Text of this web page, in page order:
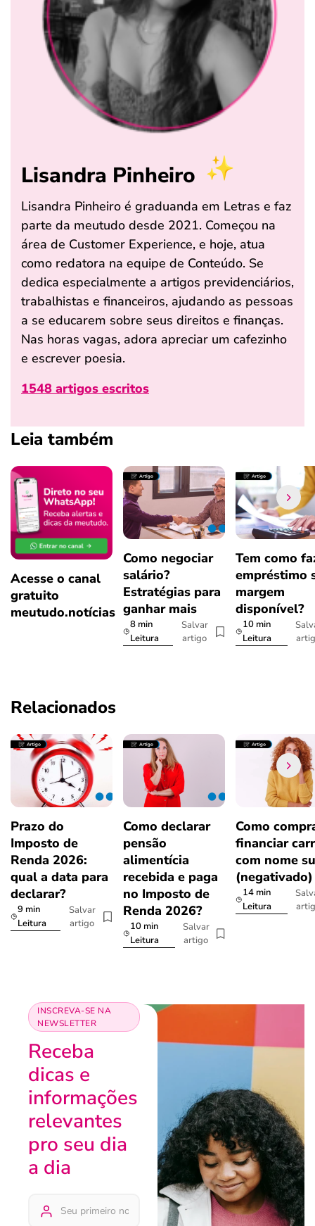
Lisandra Pinheiro
Lisandra Pinheiro é graduanda em Letras e faz
parte da meutudo desde 2021. Começou na
área de Customer Experience, e hoje, atua
como redatora na equipe de Conteúdo. Se
dedica especialmente a artigos previdenciários,
trabalhistas e financeiros, ajudando as pessoas
a se educarem sobre seus direitos e finanças.
Nas horas vagas, adora apreciar um cafezinho
e escrever poesia.
1548 artigos escritos
Leia também
Acesse o canal
gratuito
meutudo.notícias
Como negociar
salário?
Estratégias para
ganhar mais
8 min
Leitura
Salvar
artigo
Tem como
empréstimo
margem
disponível?
10 min
Leitura
Relacionados
Prazo do
Imposto de
Renda 2026:
qual a data para
declarar?
9 min
Leitura
Salvar
artigo
Como declarar
pensão
alimentícia
recebida e paga
no Imposto de
Renda 2026?
10 min
Leitura
Salvar
artigo
Como
financiar
com nome
(negativado)
14 min
Leitura
INSCREVA-SE NA
NEWSLETTER
Receba
dicas e
informações
relevantes
pro seu dia
a dia